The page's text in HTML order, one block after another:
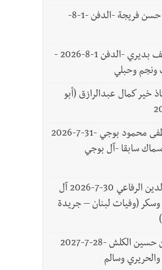
وفاة الحاج زكي حسن فريجة -الدفن -1-8-
وفاة بدرية يوسف بديري -الدفن 1-8-2026 -
وحبلي
خير كمال عبدالرازق (أبو
وفاة الحاج مصطفى محمود بوجي -31-7-2026
سابقا -آل بوجي
وفاة الحاج نور الدين الرفاعي 30-7-2026 آل
وسكر (وفيات لبنان – جريدة
وفاة الحاج حسن حسين الكلش -28-7-2027
وسالم